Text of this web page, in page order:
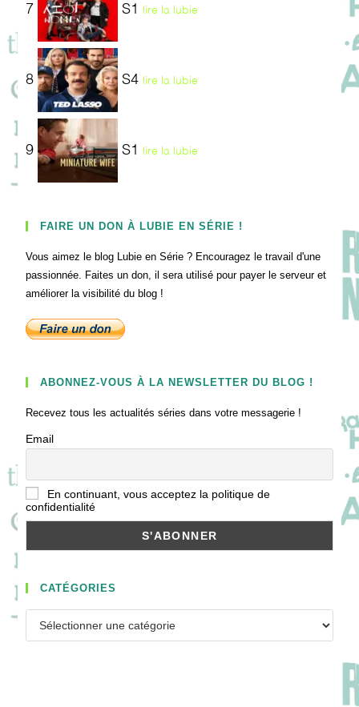
7 S1 lire la lubie
8 S4 lire la lubie
9 S1 lire la lubie
FAIRE UN DON À LUBIE EN SÉRIE !
Vous aimez le blog Lubie en Série ? Encouragez le travail d'une
passionnée. Faites un don, il sera utilisé pour payer le serveur et
améliorer la visibilité du blog !
ABONNEZ-VOUS À LA NEWSLETTER DU BLOG !
Recevez tous les actualités séries dans votre messagerie !
Email
En continuant, vous acceptez la politique de
confidentialité
CATÉGORIES